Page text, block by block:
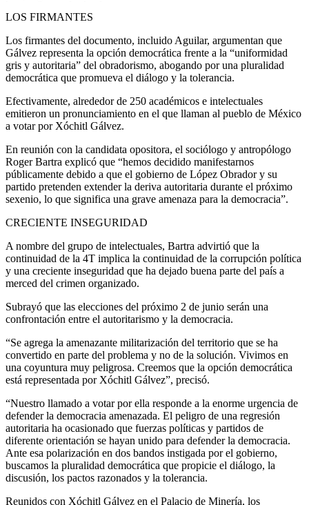
LOS FIRMANTES
Los firmantes del documento, incluido Aguilar, argumentan que
Gálvez representa la opción democrática frente a la “uniformidad
gris y autoritaria” del obradorismo, abogando por una pluralidad
democrática que promueva el diálogo y la tolerancia.
Efectivamente, alrededor de 250 académicos e intelectuales
emitieron un pronunciamiento en el que llaman al pueblo de México
a votar por Xóchitl Gálvez.
En reunión con la candidata opositora, el sociólogo y antropólogo
Roger Bartra explicó que “hemos decidido manifestarnos
públicamente debido a que el gobierno de López Obrador y su
partido pretenden extender la deriva autoritaria durante el próximo
sexenio, lo que significa una grave amenaza para la democracia”.
CRECIENTE INSEGURIDAD
A nombre del grupo de intelectuales, Bartra advirtió que la
continuidad de la 4T implica la continuidad de la corrupción política
y una creciente inseguridad que ha dejado buena parte del país a
merced del crimen organizado.
Subrayó que las elecciones del próximo 2 de junio serán una
confrontación entre el autoritarismo y la democracia.
“Se agrega la amenazante militarización del territorio que se ha
convertido en parte del problema y no de la solución. Vivimos en
una coyuntura muy peligrosa. Creemos que la opción democrática
está representada por Xóchitl Gálvez”, precisó.
“Nuestro llamado a votar por ella responde a la enorme urgencia de
defender la democracia amenazada. El peligro de una regresión
autoritaria ha ocasionado que fuerzas políticas y partidos de
diferente orientación se hayan unido para defender la democracia.
Ante esa polarización en dos bandos instigada por el gobierno,
buscamos la pluralidad democrática que propicie el diálogo, la
discusión, los pactos razonados y la tolerancia.
Reunidos con Xóchitl Gálvez en el Palacio de Minería, los